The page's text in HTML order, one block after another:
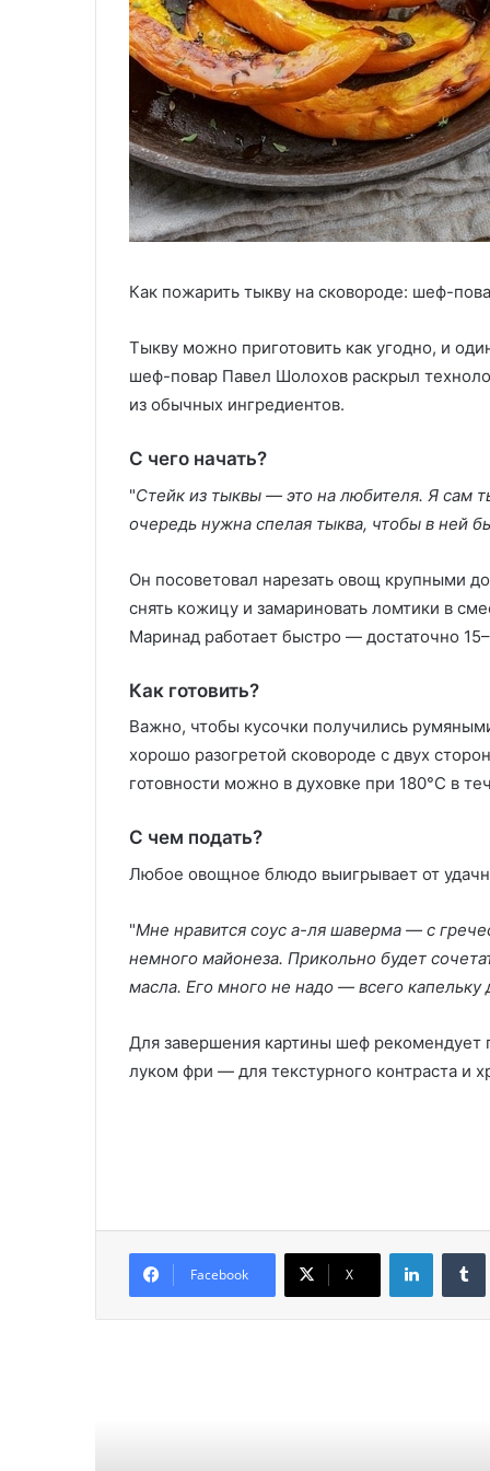
Как пожарить тыкву на сковороде: шеф-
Тыкву можно приготовить как угодно, и
шеф-повар Павел Шолохов раскрыл
из обычных ингредиентов.
С чего начать?
"Стейк из тыквы — это на любителя. Я сам
очередь нужна спелая тыква, чтобы в ней
Он посоветовал нарезать овощ крупными
снять кожицу и замариновать ломтики в
Маринад работает быстро — достаточно
Как готовить?
Важно, чтобы кусочки получились
хорошо разогретой сковороде с двух
готовности можно в духовке при 180°C в
С чем подать?
Любое овощное блюдо выигрывает от
"Мне нравится соус а-ля шаверма — с
немного майонеза. Прикольно будет
масла. Его много не надо — всего капельку
Для завершения картины шеф
луком фри — для текстурного контраста и
Facebook X
LinkedIn